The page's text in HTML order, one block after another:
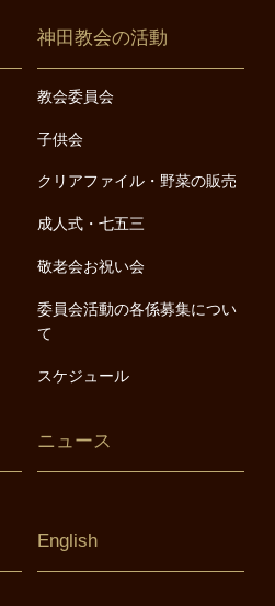
神田教会の活動
教会委員会
子供会
クリアファイル・野菜の販売
成人式・七五三
敬老会お祝い会
委員会活動の各係募集につい
て
スケジュール
ニュース
English